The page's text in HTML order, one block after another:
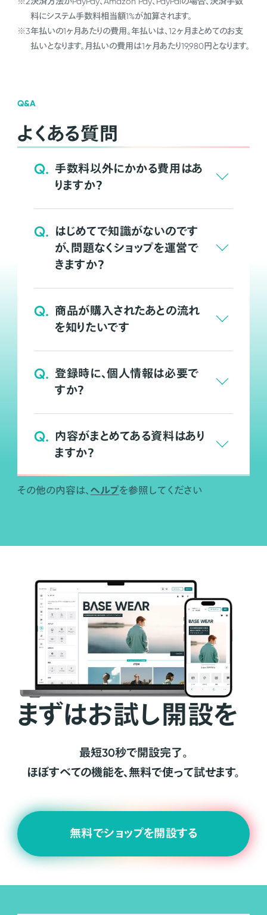
料にシステム手数料相当額1%が加算されます。
※3年払いの1ヶ月あたりの費用。年払いは、12ヶ月まとめてのお支
払いとなります。月払いの費用は1ヶ月あたり19,980円となります。
Q&A
よくある質問
Q. 手数料以外にかかる費用はあ
りますか？
Q. はじめてで知識がないのです
が、問題なくショップを運営で
きますか？
Q. 商品が購入されたあとの流れ
を知りたいです
Q. 登録時に、個人情報は必要で
すか？
Q. 内容がまとめてある資料はあり
ますか？
その他の内容は、 ヘルプを参照してください
まずはお試し開設を
最短30秒で開設完了。
ほぼすべての機能を、無料で使って試せます。
無料でショップを開設する